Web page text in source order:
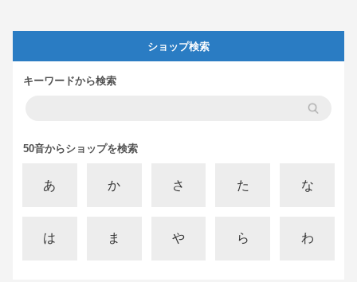
ショップ検索
キーワードから検索
50音からショップを検索
あ か さ た な
は ま や ら わ